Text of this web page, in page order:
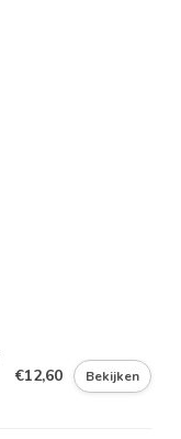
€12,60 Bekijken